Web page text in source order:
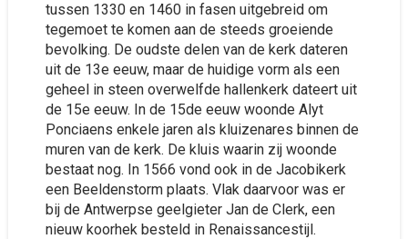
tussen 1330 en 1460 in fasen uitgebreid om
tegemoet te komen aan de steeds groeiende
bevolking. De oudste delen van de kerk dateren
uit de 13e eeuw, maar de huidige vorm als een
geheel in steen overwelfde hallenkerk dateert uit
de 15e eeuw. In de 15de eeuw woonde Alyt
Ponciaens enkele jaren als kluizenares binnen de
muren van de kerk. De kluis waarin zij woonde
bestaat nog. In 1566 vond ook in de Jacobikerk
een Beeldenstorm plaats. Vlak daarvoor was er
bij de Antwerpse geelgieter Jan de Clerk, een
nieuw koorhek besteld in Renaissancestijl.